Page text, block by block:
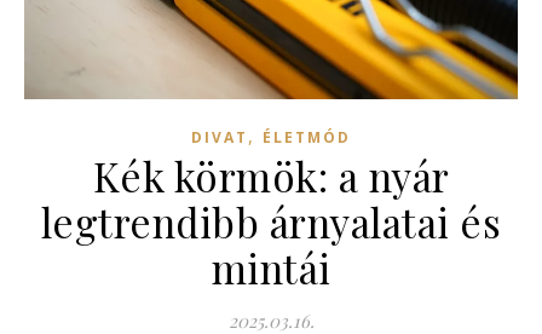
DIVAT , ÉLETMÓD
Kék körmök: a nyár
legtrendibb árnyalatai és
mintái
2025.03.16.